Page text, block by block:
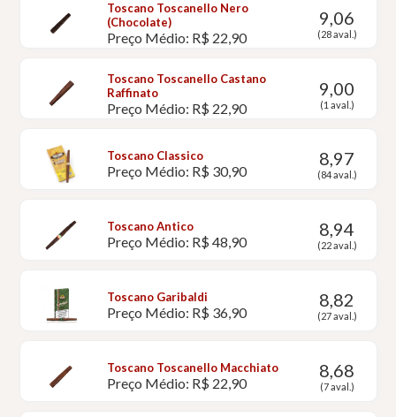
Toscano Toscanello Nero
(Chocolate)
Preço Médio: R$ 22,90
9,06
(28 aval.)
Toscano Toscanello Castano
Raffinato
Preço Médio: R$ 22,90
9,00
(1 aval.)
Toscano Classico
Preço Médio: R$ 30,90
8,97
(84 aval.)
Toscano Antico
Preço Médio: R$ 48,90
8,94
(22 aval.)
Toscano Garibaldi
Preço Médio: R$ 36,90
8,82
(27 aval.)
Toscano Toscanello Macchiato
Preço Médio: R$ 22,90
8,68
(7 aval.)